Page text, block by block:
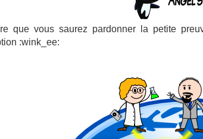
que vous saurez pardonner la petite
:wink_ee: